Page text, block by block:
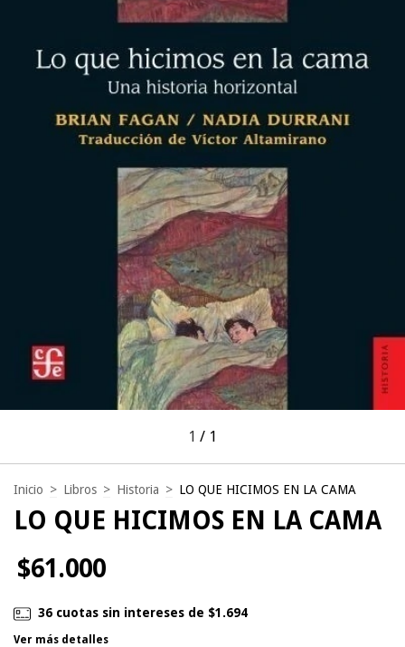
1 / 1
Inicio > Libros > Historia > LO QUE HICIMOS EN LA CAMA
LO QUE HICIMOS EN LA CAMA
$61.000
36 cuotas sin intereses de $1.694
Ver más detalles